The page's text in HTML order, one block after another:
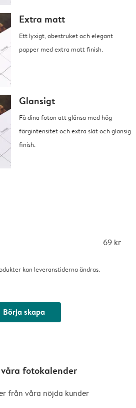
Extra matt
Ett lyxigt, obestruket och elegant
papper med extra matt finish.
Glansigt
Få dina foton att glänsa med hög
färgintensitet och extra slät och glansig
finish.
69 kr
kan leveranstiderna ändras.
Börja skapa
fotokalender
från våra nöjda kunder